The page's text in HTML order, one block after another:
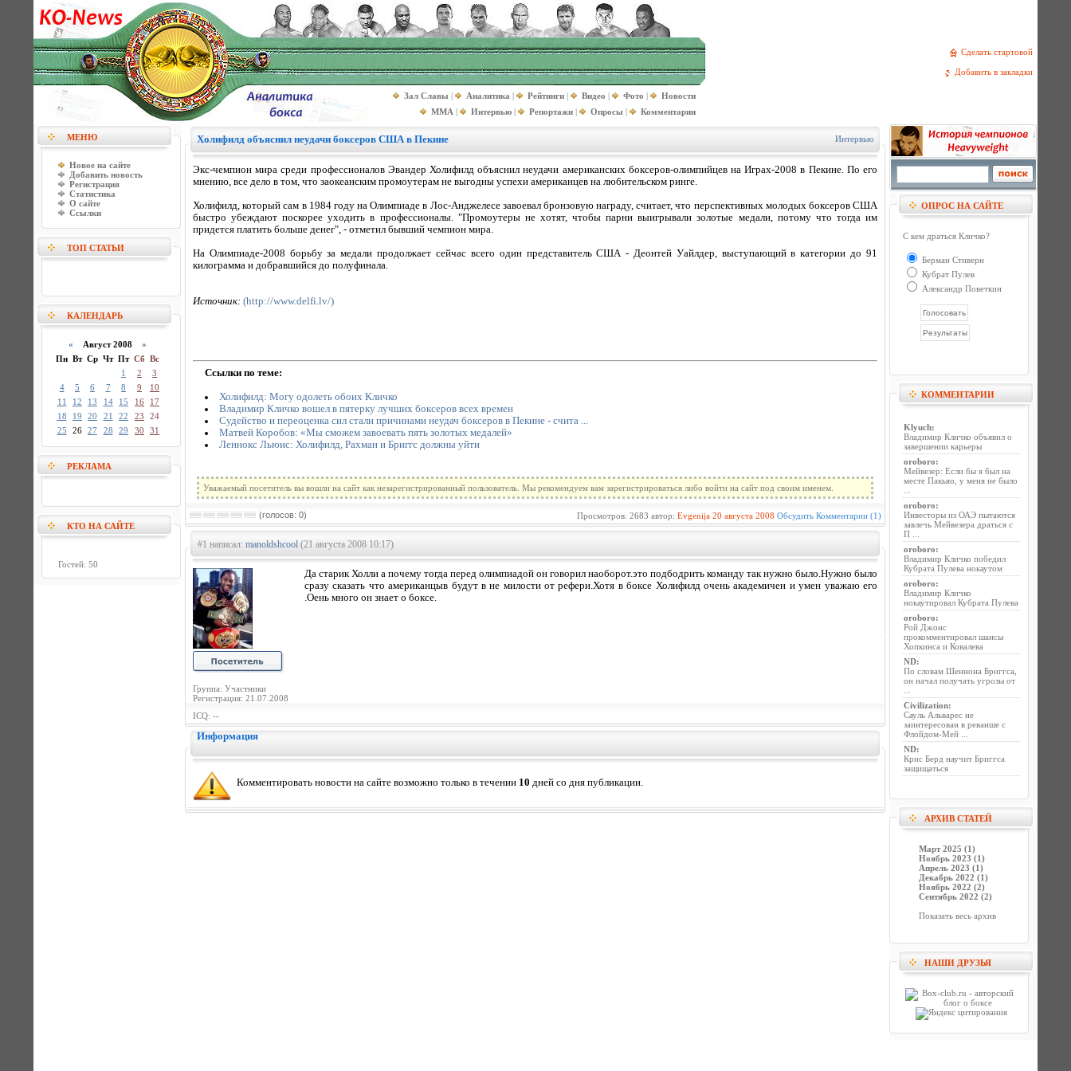
Сделать стартовой
Добавить в закладки
Зал Славы | Аналитика | Рейтинги | Видео | Фото |
Новости
MMA | Интервью | Репортажи | Опросы | Комментарии
МЕНЮ
Новое на сайте
Добавить новость
Регистрация
Статистика
О сайте
Ссылки
ТОП СТАТЬИ
КАЛЕНДАРЬ
« Август 2008 »
Пн Вт Ср Чт Пт Сб Вс
1
2
3
4
5 6 7 8 9
10
11
12 13 14 15 16
17
18
19 20 21 22 23
24
25
26 27 28 29 30 31
РЕКЛАМА
КТО НА САЙТЕ
Гостей: 50
Холифилд объяснил неудачи боксеров США в Пекине Интервью
Экс-чемпион мира среди профессионалов Эвандер Холифилд объяснил неудачи американских боксеров-олимпийцев на Играх-2008 в Пекине. По его
мнению, все дело в том, что заокеанским промоутерам не выгодны успехи американцев на любительском ринге.
Холифилд, который сам в 1984 году на Олимпиаде в Лос-Анджелесе завоевал бронзовую награду, считает, что перспективных молодых боксеров США
быстро убеждают поскорее уходить в профессионалы. "Промоутеры не хотят, чтобы парни выигрывали золотые медали, потому что тогда им
придется платить больше денег", - отметил бывший чемпион мира.
На Олимпиаде-2008 борьбу за медали продолжает сейчас всего один представитель США - Деонтей Уайлдер, выступающий в категории до 91
килограмма и добравшийся до полуфинала.
Источник: (http://www.delfi.lv/)
Ссылки по теме:
Холифилд: Могу одолеть обоих Кличко
Владимир Кличко вошел в пятерку лучших боксеров всех времен
Судейство и переоценка сил стали причинами неудач боксеров в Пекине - счита ...
Матвей Коробов: «Мы сможем завоевать пять золотых медалей»
Леннокс Льюис: Холифилд, Рахман и Бриггс должны уйти
Уважаемый посетитель вы вошли на сайт как незарегистрированный пользователь. Мы рекомендуем вам зарегистрироваться либо войти на сайт под своим именем.
(голосов: 0) Просмотров: 2683 автор: Evgenija 20 августа 2008 Обсудить Комментарии (1)
#1 написал: manoldshcool (21 августа 2008 10:17)
Группа: Участники
Регистрация: 21.07.2008
Да старик Холли а почему тогда перед олимпиадой он говорил наоборот.это подбодрить команду так нужно было.Нужно было
сразу сказать что американцыв будут в не милости от рефери.Хотя в боксе Холифилд очень академичен и умен уважаю его
.Оень много он знает о боксе.
ICQ: --
Информация
Комментировать новости на сайте возможно только в течении 10 дней со дня публикации.
ОПРОС НА САЙТЕ
С кем драться Кличко?
Берман Стиверн
Кубрат Пулев
Александр Поветкин
КОММЕНТАРИИ
Klyuch:
Владимир Кличко объявил о
завершении карьеры
oroboro:
Мейвезер: Если бы я был на
месте Пакьяо, у меня не было
oroboro:
Инвесторы из ОАЭ пытаются
завлечь Мейвезера драться с
П ...
oroboro:
Владимир Кличко победил
Кубрата Пулева нокаутом
oroboro:
Владимир Кличко
нокаутировал Кубрата Пулева
oroboro:
Рой Джонс
прокомментировал шансы
Хопкинса и Ковалева
ND:
По словам Шеннона Бриггса,
он начал получать угрозы от
Civilization:
Сауль Альварес не
заинтересован в реванше с
Флойдом-Мей ...
ND:
Крис Берд научит Бриггса
защищаться
АРХИВ СТАТЕЙ
Март 2025 (1)
Ноябрь 2023 (1)
Апрель 2023 (1)
Декабрь 2022 (1)
Ноябрь 2022 (2)
Сентябрь 2022 (2)
Показать весь архив
НАШИ ДРУЗЬЯ